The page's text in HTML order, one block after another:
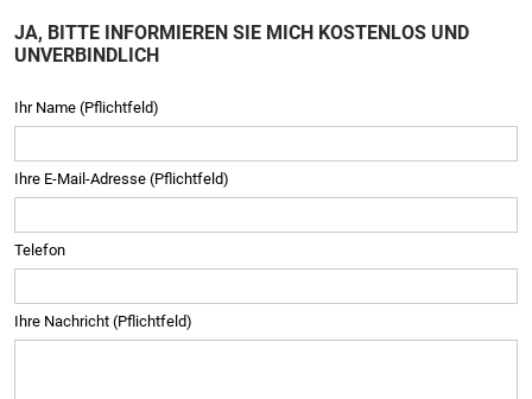
JA, BITTE INFORMIEREN SIE MICH KOSTENLOS UND
UNVERBINDLICH
Ihr Name (Pflichtfeld)
Ihre E-Mail-Adresse (Pflichtfeld)
Telefon
Ihre Nachricht (Pflichtfeld)